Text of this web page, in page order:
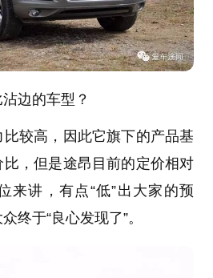
边的车型？
较高，因此它旗下的产品基
，但是途昂目前的定价相对
来讲，有点“低”出大家的预
终于“良心发现了”。